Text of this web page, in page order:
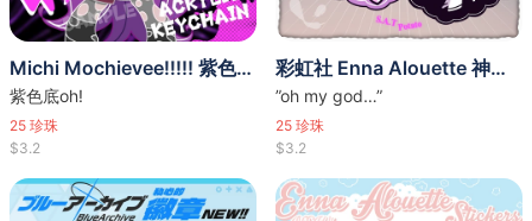
Michi Mochievee!!!!! 紫色底掛件
紫色底oh!
25 珍珠
$3.2
彩虹社 Enna Alouette 神っぽいな 印象掛件
”oh my god…”
25 珍珠
$3.2